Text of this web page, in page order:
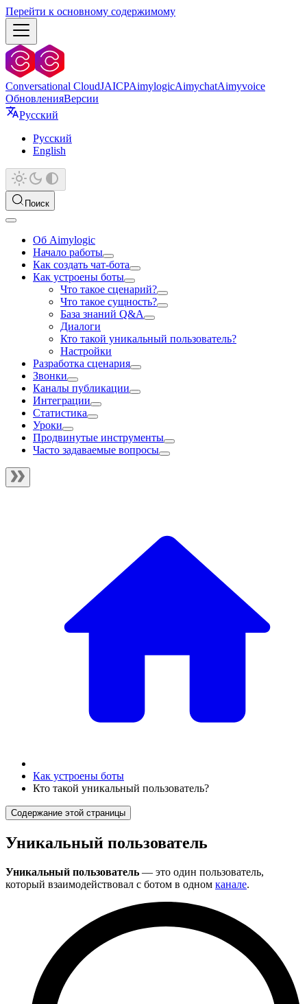
Перейти к основному содержимому
Conversational CloudJAICPAimylogicAimychatAimyvoice
ОбновленияВерсии
Русский
Русский
English
Поиск
Об Aimylogic
Начало работы
Как создать чат-бота
Как устроены боты
Что такое сценарий?
Что такое сущность?
База знаний Q&A
Диалоги
Кто такой уникальный пользователь?
Настройки
Разработка сценария
Звонки
Каналы публикации
Интеграции
Статистика
Уроки
Продвинутые инструменты
Часто задаваемые вопросы
Как устроены боты
Кто такой уникальный пользователь?
Содержание этой страницы
Уникальный пользователь
Уникальный пользователь — это один пользователь,
который взаимодействовал с ботом в одном канале.